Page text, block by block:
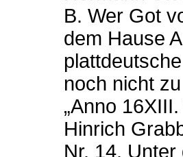
B. Wer Got
dem Hause
noch nicht
„Anno
Hinrich
Nr. 14.